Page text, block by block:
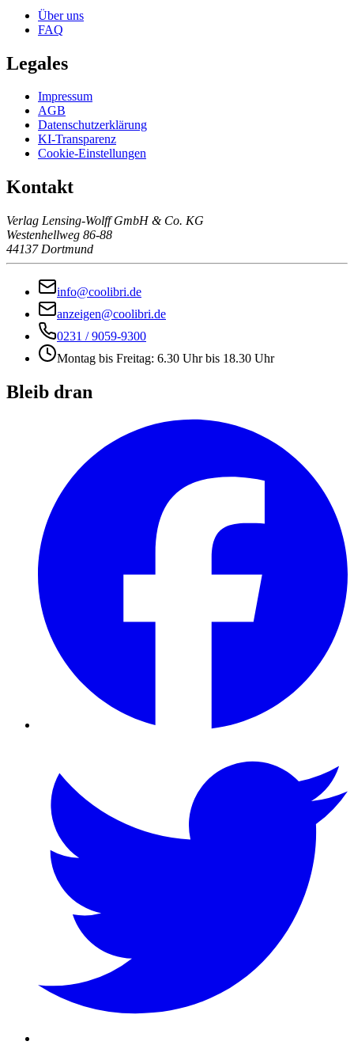
Über uns
FAQ
Legales
Impressum
AGB
Datenschutzerklärung
KI-Transparenz
Cookie-Einstellungen
Kontakt
Verlag Lensing-Wolff GmbH & Co. KG
Westenhellweg 86-88
44137 Dortmund
info@coolibri.de
anzeigen@coolibri.de
0231 / 9059-9300
Montag bis Freitag: 6.30 Uhr bis 18.30 Uhr
Bleib dran